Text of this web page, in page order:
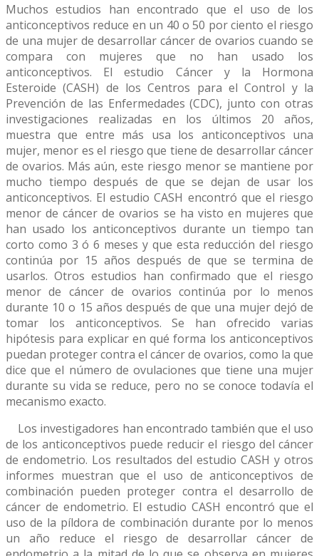
Muchos estudios han encontrado que el uso de los
anticonceptivos reduce en un 40 o 50 por ciento el riesgo
de una mujer de desarrollar cáncer de ovarios cuando se
compara con mujeres que no han usado los
anticonceptivos. El estudio Cáncer y la Hormona
Esteroide (CASH) de los Centros para el Control y la
Prevención de las Enfermedades (CDC), junto con otras
investigaciones realizadas en los últimos 20 años,
muestra que entre más usa los anticonceptivos una
mujer, menor es el riesgo que tiene de desarrollar cáncer
de ovarios. Más aún, este riesgo menor se mantiene por
mucho tiempo después de que se dejan de usar los
anticonceptivos. El estudio CASH encontró que el riesgo
menor de cáncer de ovarios se ha visto en mujeres que
han usado los anticonceptivos durante un tiempo tan
corto como 3 ó 6 meses y que esta reducción del riesgo
continúa por 15 años después de que se termina de
usarlos. Otros estudios han confirmado que el riesgo
menor de cáncer de ovarios continúa por lo menos
durante 10 o 15 años después de que una mujer dejó de
tomar los anticonceptivos. Se han ofrecido varias
hipótesis para explicar en qué forma los anticonceptivos
puedan proteger contra el cáncer de ovarios, como la que
dice que el número de ovulaciones que tiene una mujer
durante su vida se reduce, pero no se conoce todavía el
mecanismo exacto.
Los investigadores han encontrado también que el uso
de los anticonceptivos puede reducir el riesgo del cáncer
de endometrio. Los resultados del estudio CASH y otros
informes muestran que el uso de anticonceptivos de
combinación pueden proteger contra el desarrollo de
cáncer de endometrio. El estudio CASH encontró que el
uso de la píldora de combinación durante por lo menos
un año reduce el riesgo de desarrollar cáncer de